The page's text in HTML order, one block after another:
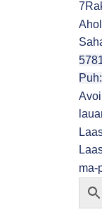
ma-